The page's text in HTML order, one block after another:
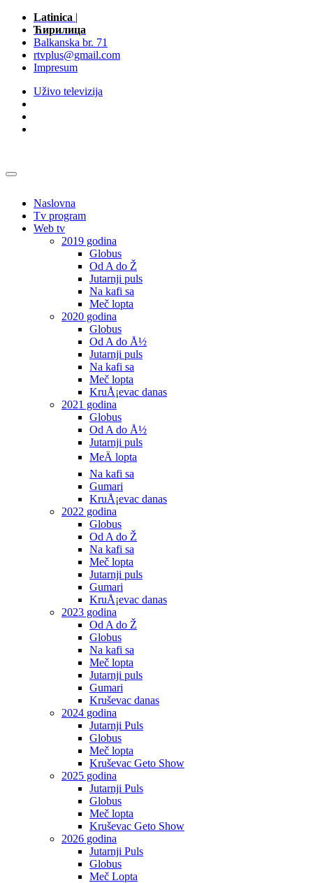
Latinica |
Ћирилица
Balkanska br. 71
rtvplus@gmail.com
Impresum
Uživo televizija
Naslovna
Tv program
Web tv
2019 godina
Globus
Od A do Ž
Jutarnji puls
Na kafi sa
Meč lopta
2020 godina
Globus
Od A do Å½
Jutarnji puls
Na kafi sa
Meč lopta
KruÅ¡evac danas
2021 godina
Globus
Od A do Å½
Jutarnji puls
MeÄ lopta
Na kafi sa
Gumari
KruÅ¡evac danas
2022 godina
Globus
Od A do Ž
Na kafi sa
Meč lopta
Jutarnji puls
Gumari
KruÅ¡evac danas
2023 godina
Od A do Ž
Globus
Na kafi sa
Meč lopta
Jutarnji puls
Gumari
Kruševac danas
2024 godina
Jutarnji Puls
Globus
Meč lopta
Kruševac Geto Show
2025 godina
Jutarnji Puls
Globus
Meč lopta
Kruševac Geto Show
2026 godina
Jutarnji Puls
Globus
Meč Lopta